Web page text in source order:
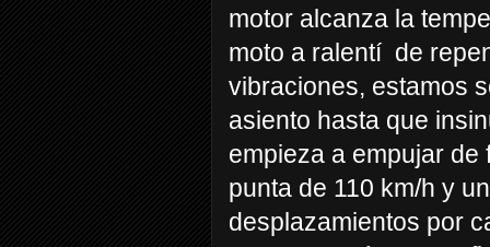
motor alcanza la
moto a ralentí de
vibraciones, estamos
asiento hasta que
empieza a empujar
punta de 110 km/h y
desplazamientos por